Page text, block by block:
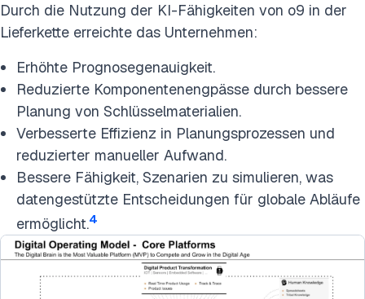
Durch die Nutzung der KI-Fähigkeiten von o9 in der
Lieferkette erreichte das Unternehmen:
Erhöhte Prognosegenauigkeit.
Reduzierte Komponentenengpässe durch bessere
Planung von Schlüsselmaterialien.
Verbesserte Effizienz in Planungsprozessen und
reduzierter manueller Aufwand.
Bessere Fähigkeit, Szenarien zu simulieren, was
datengestützte Entscheidungen für globale Abläufe
ermöglicht.4